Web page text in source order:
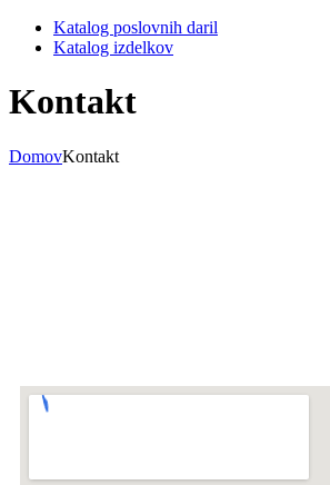
Katalog poslovnih daril
Katalog izdelkov
Kontakt
DomovKontakt